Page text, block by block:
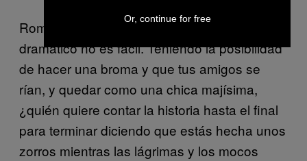
Romper la línea del humor y aterrizar en lo
dramático no es fácil. Teniendo la posibilidad
de hacer una broma y que tus amigos se
rían, y quedar como una chica majísima,
¿quién quiere contar la historia hasta el final
para terminar diciendo que estás hecha unos
zorros mientras las lágrimas y los mocos
Or, continue for free